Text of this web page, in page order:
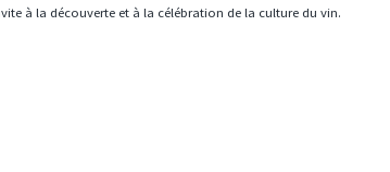
à la découverte et à la célébration de la culture du vin.